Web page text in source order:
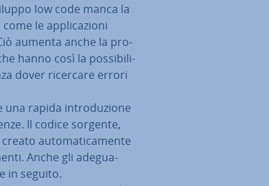
low code manca la
le ap­pli­ca­zio­ni
aumenta anche la pro­
hanno così la pos­si­bi­li­
dover ricercare errori
una rapida in­tro­du­zio­ne
Il codice sorgente,
au­to­ma­ti­ca­men­te
Anche gli ade­gua­
in seguito.